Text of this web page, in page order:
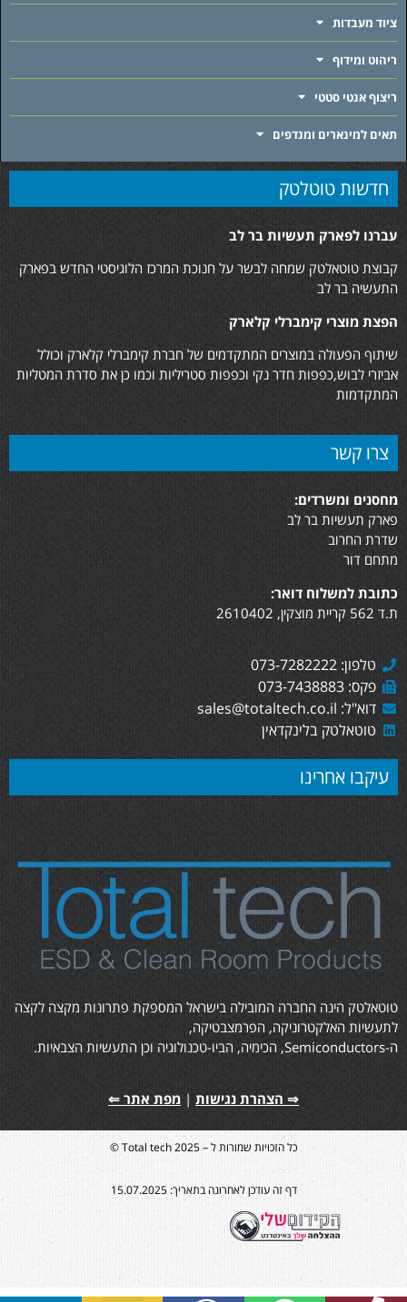
ציוד מעבדות
ריהוט ומידוף
ריצוף אנטי סטטי
תאים למינארים ומנדפים
חדשות טוטלטק
עברנו לפארק תעשיות בר לב
קבוצת טוטאלטק שמחה לבשר על חנוכת המרכז הלוגיסטי החדש בפארק
התעשיה בר לב
הפצת מוצרי קימברלי קלארק
שיתוף הפעולה במוצרים המתקדמים של חברת קימברלי קלארק וכולל
אביזרי לבוש,כפפות חדר נקי וכפפות סטריליות וכמו כן את סדרת המטליות
המתקדמות
צרו קשר
מחסנים ומשרדים:
פארק תעשיות בר לב
שדרת החרוב
מתחם דור
כתובת למשלוח דואר:
ת.ד 562 קריית מוצקין, 2610402
טלפון: 073-7282222
פקס: 073-7438883
דוא"ל: sales@totaltech.co.il
טוטאלטק בלינקדאין
עיקבו אחרינו
טוטאלטק הינה החברה המובילה בישראל המספקת פתרונות מקצה לקצה
לתעשיות האלקטרוניקה, הפרמצבטיקה,
ה-Semiconductors, הכימיה, הביו-טכנולוגיה וכן התעשיות הצבאיות.
⇒ הצהרת נגישות | מפת אתר ⇐
כל הזכויות שמורות ל – Total tech 2025 ©
דף זה עודכן לאחרונה בתאריך: 15.07.2025